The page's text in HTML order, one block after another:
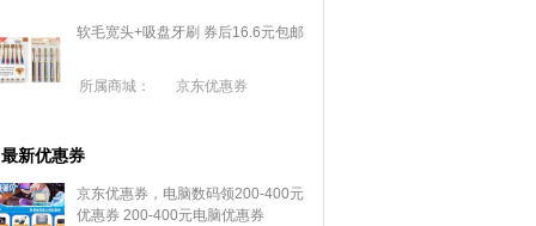
软毛宽头+吸盘牙刷 券后16.6元包邮
所属商城： 京东优惠券
最新优惠券
京东优惠券，电脑数码领200-400元
优惠券 200-400元电脑优惠券